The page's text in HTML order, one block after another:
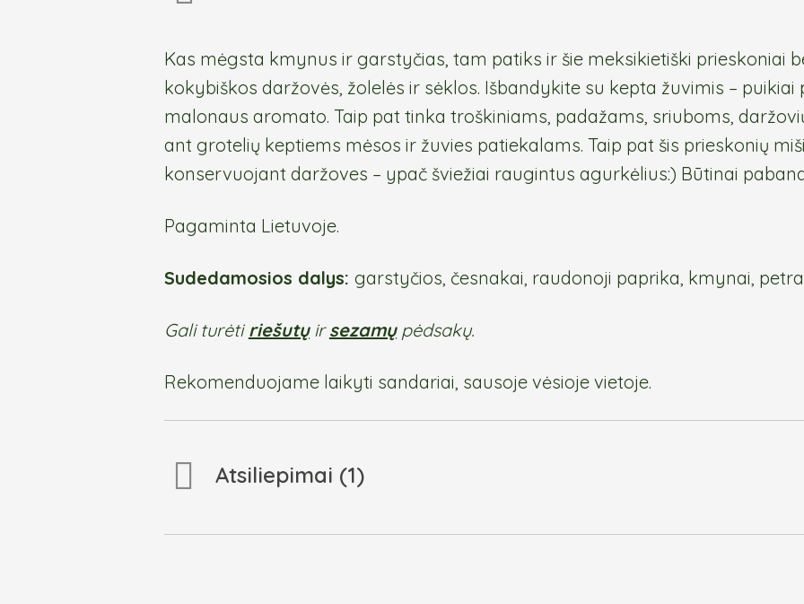
Kas mėgsta kmynus ir garstyčias, tam patiks ir šie meksikietiški prieskoniai
kokybiškos daržovės, žolelės ir sėklos. Išbandykite su kepta žuvimis –
malonaus aromato. Taip pat tinka troškiniams, padažams, sriuboms,
ant grotelių keptiems mėsos ir žuvies patiekalams. Taip pat šis prieskonių
konservuojant daržoves – ypač šviežiai raugintus agurkėlius:) Būtinai
Pagaminta Lietuvoje.
Sudedamosios dalys: garstyčios, česnakai, raudonoji paprika, kmynai,
Gali turėti riešutųirsezamųpėdsakų.
Rekomenduojame laikyti sandariai, sausoje vėsioje vietoje.
Atsiliepimai (1)